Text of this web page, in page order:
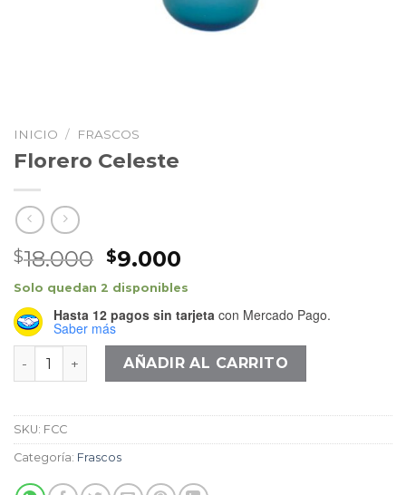
INICIO / FRASCOS
Florero Celeste
$18.000 El
precio
original
era:
$18.000.
$9.000
precio
es:
$9.000.
Solo quedan 2 disponibles
Hasta 12 pagos sin tarjeta con Mercado Pago.
Saber más
Florero Celeste cantidadAÑADIR AL CARRITO
SKU: FCC
Categoría: Frascos